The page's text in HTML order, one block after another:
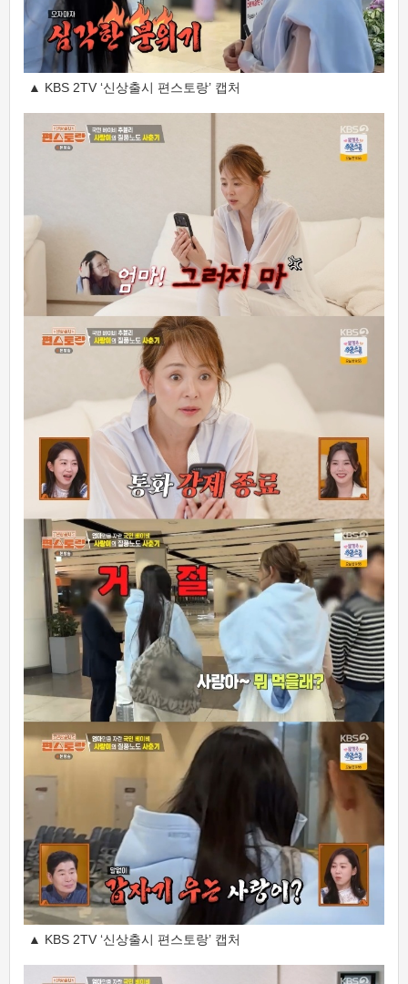
▲ KBS 2TV ‘신상출시 편스토랑’ 캡처
▲ KBS 2TV ‘신상출시 편스토랑’ 캡처